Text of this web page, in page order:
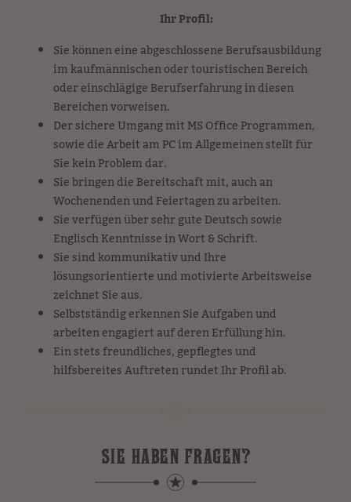
Ihr Profil:
Sie können eine abgeschlossene Berufsausbildung
im kaufmännischen oder touristischen Bereich
oder einschlägige Berufserfahrung in diesen
Bereichen vorweisen.
Der sichere Umgang mit MS Office Programmen,
sowie die Arbeit am PC im Allgemeinen stellt für
Sie kein Problem dar.
Sie bringen die Bereitschaft mit, auch an
Wochenenden und Feiertagen zu arbeiten.
Sie verfügen über sehr gute Deutsch sowie
Englisch Kenntnisse in Wort & Schrift.
Sie sind kommunikativ und Ihre
lösungsorientierte und motivierte Arbeitsweise
zeichnet Sie aus.
Selbstständig erkennen Sie Aufgaben und
arbeiten engagiert auf deren Erfüllung hin.
Ein stets freundliches, gepflegtes und
hilfsbereites Auftreten rundet Ihr Profil ab.
SIE HABEN FRAGEN?